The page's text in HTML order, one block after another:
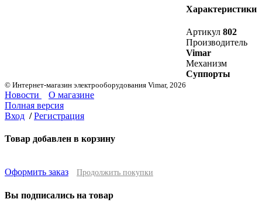
Характеристики
Артикул 802
Производитель
Vimar
Механизм
Суппорты
© Интернет-магазин электрооборудования Vimar, 2026
Новости
О магазине
Полная версия
Вход / Регистрация
Товар добавлен в корзину
Оформить заказ Продолжить покупки
Вы подписались на товар